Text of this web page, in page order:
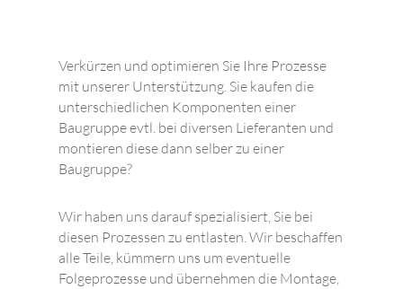
Verkürzen und optimieren Sie Ihre Prozesse
mit unserer Unterstützung. Sie kaufen die
unterschiedlichen Komponenten einer
Baugruppe evtl. bei diversen Lieferanten und
montieren diese dann selber zu einer
Baugruppe?
Wir haben uns darauf spezialisiert, Sie bei
diesen Prozessen zu entlasten. Wir beschaffen
alle Teile, kümmern uns um eventuelle
Folgeprozesse und übernehmen die Montage,